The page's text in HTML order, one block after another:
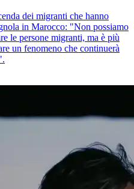
dei migranti che hanno
in Marocco: "Non possiamo
le persone migranti, ma è più
un fenomeno che continuerà